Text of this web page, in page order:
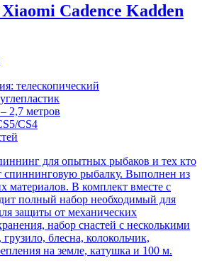
Cadence Kadden
телескопический
2,7 метров
CS4
для опытных рыбаков и тех кто
спиннинговую рыбалку. Выполнен из
материалов. В комплект вместе с
полный набор необходимый для
защиты от механических
набор снастей с несколькими
блесна, колокольчик,
на земле, катушка и 100 м.